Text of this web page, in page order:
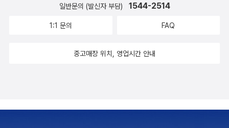
일반문의 (발신자 부담) 1544-2514
1:1 문의 FAQ
중고매장 위치, 영업시간 안내